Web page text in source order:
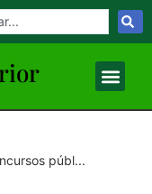
r
públ...